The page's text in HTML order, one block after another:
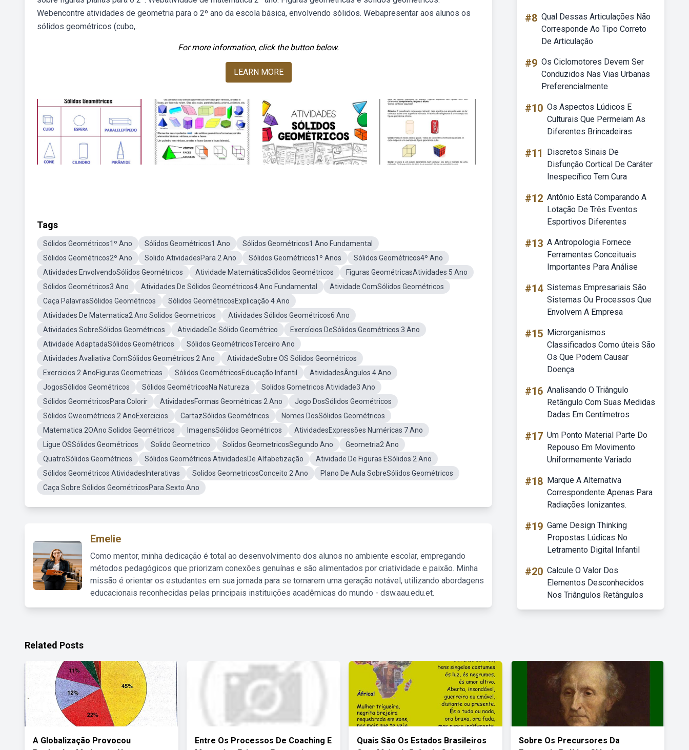
Webencontre atividades de geometria para o 2º ano da escola básica, envolvendo sólidos. Webapresentar aos alunos os
sólidos geométricos (cubo,.
For more information, click the button below.
LEARN MORE
Tags
Sólidos Geométricos1º Ano Sólidos Geométricos1 Ano
Sólidos Geométricos1 Ano Fundamental
Sólidos Geométricos2º Ano
Solido AtividadesPara 2 Ano Sólidos Geométricos1º Anos
Sólidos Geométricos4º Ano
Atividades EnvolvendoSólidos Geométricos
Atividade MatemáticaSólidos Geométricos
Figuras GeométricasAtividades 5 Ano
Sólidos Geométricos3 Ano
Atividades De Sólidos Geométricos4 Ano Fundamental
Atividade ComSólidos Geométricos
Caça PalavrasSólidos Geométricos
Sólidos GeométricosExplicação 4 Ano
Atividades De Matematica2 Ano Solidos Geometricos
Atividades Sólidos Geométricos6 Ano
Atividades SobreSólidos Geométricos
AtividadeDe Sólido Geométrico
Exercícios DeSólidos Geométricos 3 Ano
Atividade AdaptadaSólidos Geométricos
Sólidos GeométricosTerceiro Ano
Atividades Avaliativa ComSólidos Geométricos 2 Ano
AtividadeSobre OS Sólidos Geométricos
Exercicios 2 AnoFiguras Geometricas
Sólidos GeométricosEducação Infantil
AtividadesÂngulos 4 Ano
JogosSólidos Geométricos
Sólidos GeométricosNa Natureza
Solidos Gometricos Atividade3 Ano
Sólidos GeométricosPara Colorir
AtividadesFormas Geométricas 2 Ano
Jogo DosSólidos Geométricos
Sólidos Gweométricos 2 AnoExercicios
CartazSólidos Geométricos
Nomes DosSólidos Geométricos
Matematica 2OAno Solidos Geométricos
ImagensSólidos Geométricos
AtividadesExpressões Numéricas 7 Ano
Ligue OSSólidos Geométricos
Solido Geometrico Solidos GeometricosSegundo Ano
Geometria2 Ano
QuatroSólidos Geométricos
Sólidos Geométricos AtividadesDe Alfabetização
Atividade De Figuras ESólidos 2 Ano
Sólidos Geométricos AtividadesInterativas
Solidos GeometricosConceito 2 Ano
Plano De Aula SobreSólidos Geométricos
Caça Sobre Sólidos GeométricosPara Sexto Ano
Emelie
Como mentor, minha dedicação é total ao desenvolvimento dos alunos no ambiente escolar, empregando
métodos pedagógicos que priorizam conexões genuínas e são alimentados por criatividade e paixão. Minha
missão é orientar os estudantes em sua jornada para se tornarem uma geração notável, utilizando abordagens
educacionais reconhecidas pelas principais instituições acadêmicas do mundo - dsw.aau.edu.et.
#8 Qual Dessas Articulações Não
Corresponde Ao Tipo Correto
De Articulação
#9 Os Ciclomotores Devem Ser
Conduzidos Nas Vias Urbanas
Preferencialmente
#10 Os Aspectos Lúdicos E
Culturais Que Permeiam As
Diferentes Brincadeiras
#11
Discretos Sinais De
Disfunção Cortical De Caráter
Inespecífico Tem Cura
#12 Antônio Está Comparando A
Lotação De Três Eventos
Esportivos Diferentes
#13 A Antropologia Fornece
Ferramentas Conceituais
Importantes Para Análise
#14 Sistemas Empresariais São
Sistemas Ou Processos Que
Envolvem A Empresa
#15 Microrganismos
Classificados Como úteis São
Os Que Podem Causar
Doença
#16 Analisando O Triângulo
Retângulo Com Suas Medidas
Dadas Em Centímetros
#17 Um Ponto Material Parte Do
Repouso Em Movimento
Uniformemente Variado
#18 Marque A Alternativa
Correspondente Apenas Para
Radiações Ionizantes.
#19 Game Design Thinking
Propostas Lúdicas No
Letramento Digital Infantil
#20 Calcule O Valor Dos
Elementos Desconhecidos
Nos Triângulos Retângulos
Related Posts
A Globalização Provocou
Entre Os Processos De Coaching E
Quais São Os Estados Brasileiros
Sobre Os Precursores Da